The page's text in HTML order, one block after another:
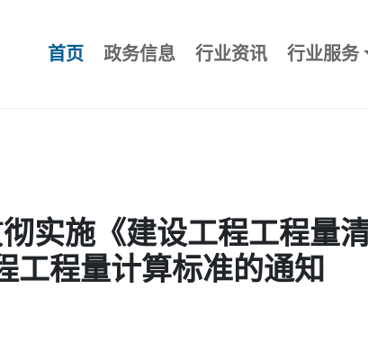
首页 政务信息 行业资讯 行业服务
实施《建设工程工程量
工程量计算标准的通知